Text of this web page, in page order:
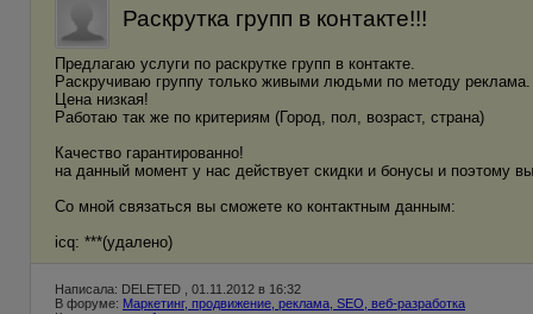
Раскрутка групп в контакте!!!
Предлагаю услуги по раскрутке групп в контакте.
Раскручиваю группу только живыми людьми по методу реклама.
Цена низкая!
Работаю так же по критериям (Город, пол, возраст, страна)
Качество гарантированно!
на данный момент у нас действует скидки и бонусы и поэтому
Со мной связаться вы сможете ко контактным данным:
icq: ***(удалено)
Написала: DELETED , 01.11.2012 в 16:32
В форуме: Маркетинг, продвижение, реклама, SEO, веб-разработка